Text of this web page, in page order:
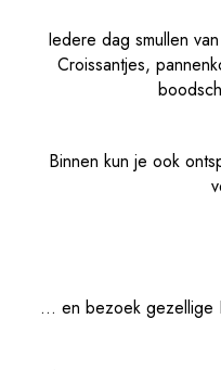
Iedere dag smullen
Croissantjes,
Binnen kun je ook
... en bezoek gezellige